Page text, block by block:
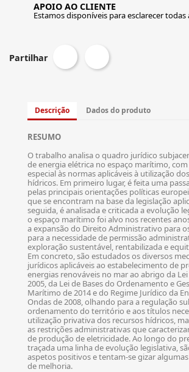
APOIO AO CLIENTE
Estamos disponíveis para esclarecer todas
Partilhar
Descrição Dados do produto
RESUMO
O trabalho analisa o quadro jurídico
de energia elétrica no espaço marítimo,
especial às normas aplicáveis à utilização
hídricos. Em primeiro lugar, é feita uma
pelas principais orientações políticas
que se encontram na base da legislação
seguida, é analisada e criticada a evolução
o espaço marítimo foi alvo nos recentes
a expansão do Direito Administrativo para
para a necessidade de permissão
exploração sustentável, rentabilizada e
Em concreto, são estudados os diversos
jurídicos aplicáveis ao estabelecimento de
energias renováveis no mar ao abrigo da
2005, da Lei de Bases do Ordenamento e
Marítimo de 2014 e do Regime Jurídico da
Ondas de 2008, olhando para a regulação
ordenamento do território e aos títulos
utilização privativa dos recursos hídricos,
as restrições administrativas que
de produção de eletricidade. Ao longo do
traçada uma linha de evolução legislativa,
aspetos positivos e tentam-se gizar
de melhoria.